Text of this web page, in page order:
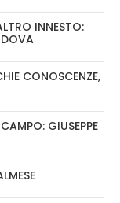
INNESTO:
CONOSCENZE,
GIUSEPPE